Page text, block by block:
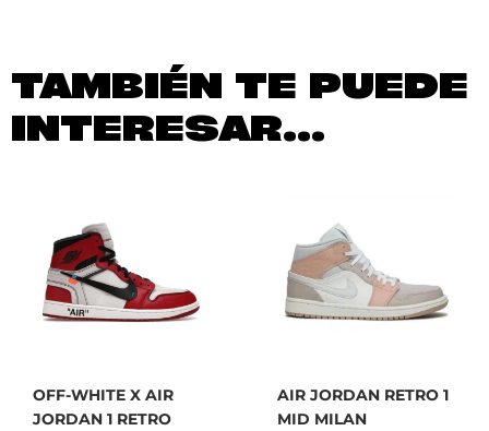
TAMBIÉN TE PUEDE
INTERESAR...
OFF-WHITE X AIR
JORDAN 1 RETRO
AIR JORDAN RETRO 1
MID MILAN